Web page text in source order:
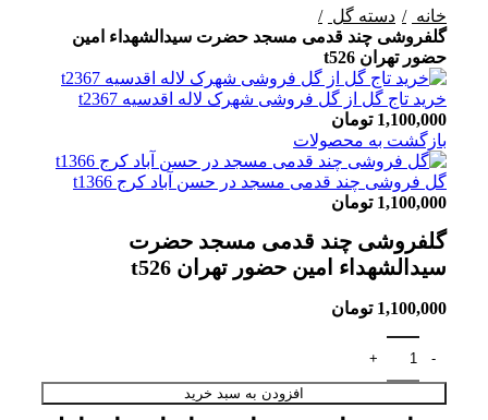
خانه
دسته گل
گلفروشی چند قدمی مسجد حضرت سیدالشهداء امین
حضور تهران t526
خرید تاج گل از گل فروشی شهرک لاله اقدسیه t2367
1,100,000 تومان
بازگشت به محصولات
گل فروشی چند قدمی مسجد در حسن آباد کرج t1366
1,100,000 تومان
گلفروشی چند قدمی مسجد حضرت
سیدالشهداء امین حضور تهران t526
1,100,000 تومان
افزودن به سبد خرید